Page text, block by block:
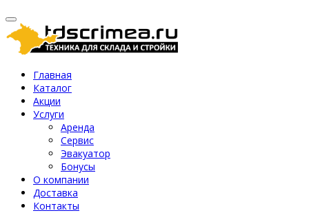
Главная
Каталог
Акции
Услуги
Аренда
Сервис
Эвакуатор
Бонусы
О компании
Доставка
Контакты